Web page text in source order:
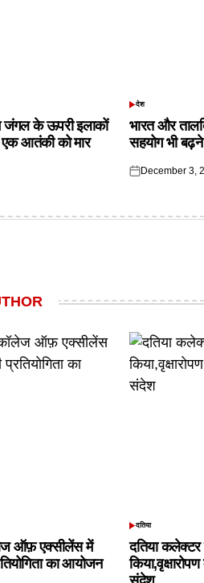
जंगल के ऊपरी इलाकों
एक आतंकी को मार
POSTED
देश
भारत और
सहयोग भी
Posted
December 3,
ऑफ़ एक्सीलेंस में
का आयोजन
POSTED
दतिया
दतिया कलेक्टर